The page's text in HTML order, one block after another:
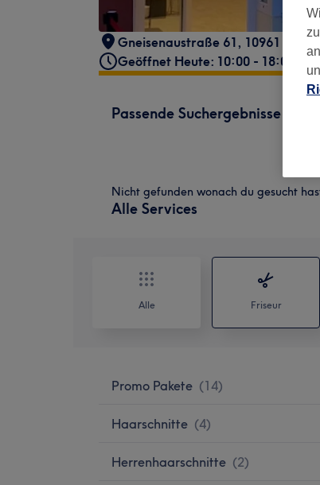
Gneisenaustraße 61, 10961
Geöffnet Heute: 10:00 - 18:00
Passende Suchergebnisse
Nicht gefunden wonach du gesucht
Alle Services
Alle Friseur
Promo Pakete (14)
Haarschnitte (4)
Herrenhaarschnitte (2)